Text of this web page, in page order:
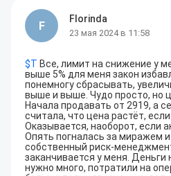
F
Florinda
23 мая 2024 в 11:58
$T Все, лимит на снижение у
выше 5% для меня закон
понемногу сбрасывать,
выше и выше. Чудо просто, но
Начала продавать от 2919, а
считала, что цена растёт,
Оказывается, наоборот, если
Опять погналась за миражем
собственный риск-
заканчивается у меня. Деньги
нужно много, потратили на